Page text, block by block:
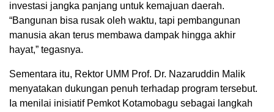
investasi jangka panjang untuk kemajuan daerah.
“Bangunan bisa rusak oleh waktu, tapi pembangunan
manusia akan terus membawa dampak hingga akhir
hayat,” tegasnya.
Sementara itu, Rektor UMM Prof. Dr. Nazaruddin Malik
menyatakan dukungan penuh terhadap program tersebut.
Ia menilai inisiatif Pemkot Kotamobagu sebagai langkah